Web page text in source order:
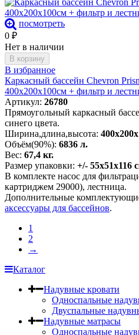
посмотреть
0 ₽
Нет в наличии
В корзину
В избранное
Каркасный бассейн Chevron
400х200х100см + фильтр и
Артикул: 26780
Прямоугольный каркасный
синего цвета.
Ширина,длина,высота:
Объём(90%): 6836 л.
Вес: 67,4 кг.
Размер упаковки: +/- 55х51х116
В комплекте насос для
картриджем 29000), лестница.
Дополнительные
аксессуары для бассейнов.
1
2
→
Каталог
Надувные кровати
Односпальные
Двуспальные
Надувные матрасы
Односпальные